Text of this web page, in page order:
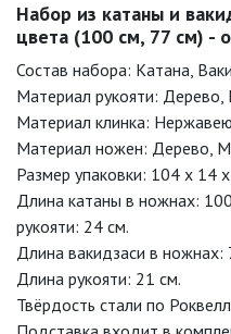
Набор из катаны и
цвета (100 см, 77 см) -
Состав набора: Катана,
Материал рукояти: Дерево,
Материал клинка:
Материал ножен: Дерево,
Размер упаковки: 104 х 14
Длина катаны в ножнах:
рукояти: 24 см.
Длина вакидзаси в ножнах:
Длина рукояти: 21 см.
Твёрдость стали по